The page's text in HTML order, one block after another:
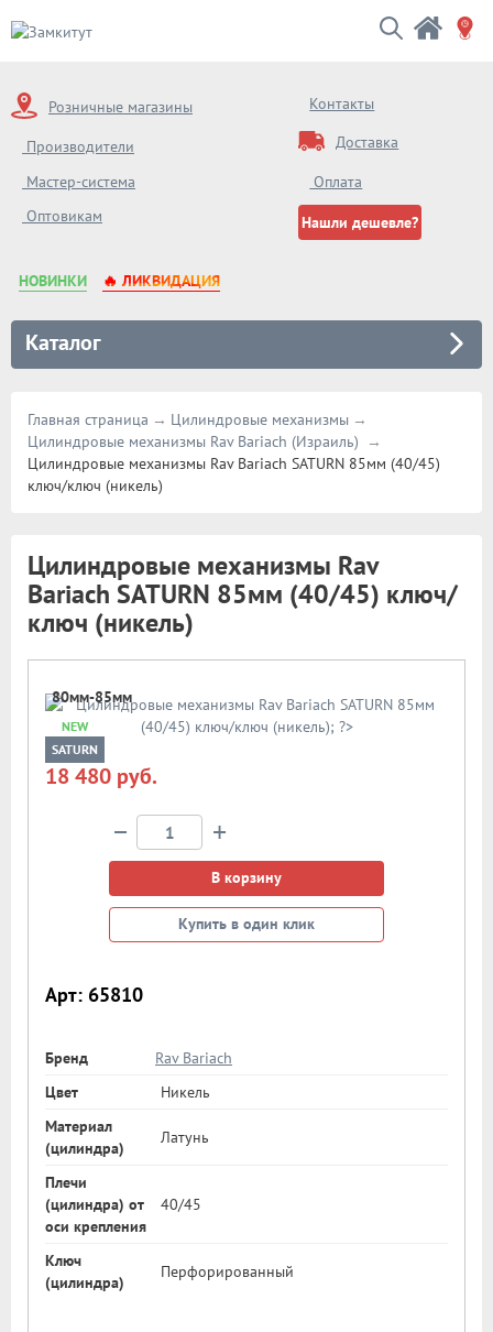
Розничные магазины
Производители
Мастер-система
Оптовикам
Контакты
Доставка
Оплата
Нашли дешевле?
НОВИНКИ 🔥 ЛИКВИДАЦИЯ
Каталог
Главная страница
Цилиндровые механизмы
Цилиндровые механизмы Rav Bariach (Израиль)
Цилиндровые механизмы Rav Bariach SATURN 85мм (40/45)
ключ/ключ (никель)
Цилиндровые механизмы Rav
Bariach SATURN 85мм (40/45) ключ/
ключ (никель)
80мм-85мм
NEW
SATURN
18 480 руб.
− +
В корзину
Купить в один клик
Арт: 65810
Бренд
Rav Bariach
Цвет
Никель
Материал
(цилиндра)
Латунь
Плечи
(цилиндра) от
оси крепления
40/45
Ключ
(цилиндра)
Перфорированный